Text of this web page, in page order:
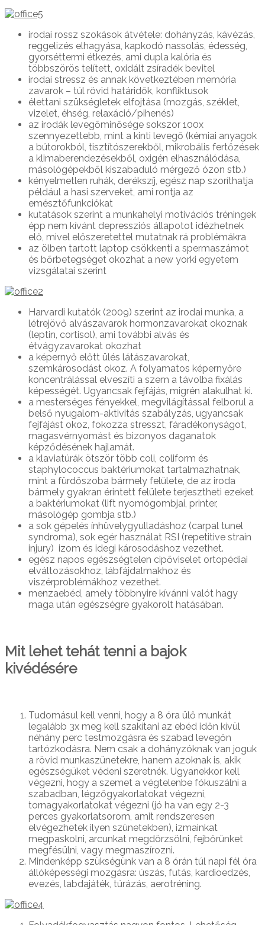
irodai rossz szokások átvétele: dohányzás, kávézás,
reggelizés elhagyása, kapkodó nassolás, édesség,
gyorséttermi étkezés, ami dupla kalória és
többszörös telített, oxidált zsíradék bevitel
irodai stressz és annak következtében memória
zavarok – túl rövid határidők, konfliktusok
élettani szükségletek elfojtása (mozgás, széklet,
vizelet, éhség, relaxáció/pihenés)
az irodák levegőminősége sokszor 100x
szennyezettebb, mint a kinti levegő (kémiai anyagok
a bútorokból, tisztítószerekből, mikrobális fertőzések
a klimaberendezésekből, oxigén elhasználódása,
másológépekből kiszabaduló mérgező ózon stb.)
kényelmetlen ruhák, derékszíj, egész nap szoríthatja
például a hasi szerveket, ami rontja az
emésztőfunkciókat
kutatások szerint a munkahelyi motivációs tréningek
épp nem kívánt depressziós állapotot idézhetnek
elő, mivel előszeretettel mutatnak rá problémákra
az ölben tartott laptop csökkenti a spermaszámot
és bőrbetegséget okozhat a new yorki egyetem
vizsgálatai szerint
Harvardi kutatók (2009) szerint az irodai munka, a
létrejövő alvászavarok hormonzavarokat okoznak
(leptin, cortisol), ami további alvás és
étvágyzavarokat okozhat
a képernyő előtt ülés látászavarokat,
szemkárosodást okoz. A folyamatos képernyőre
koncentrálással elveszíti a szem a távolba fixálás
képességét. Ugyancsak fejfájás, migrén alakulhat ki.
a mesterséges fényekkel, megvilágítással felborul a
belső nyugalom-aktivitás szabályzás, ugyancsak
fejfájást okoz, fokozza stresszt, fáradékonyságot,
magasvérnyomást és bizonyos daganatok
képződésének hajlamát.
a klaviatúrák ötször több coli, coliform és
staphylococcus baktériumokat tartalmazhatnak,
mint a fürdőszoba bármely felülete, de az iroda
bármely gyakran érintett felülete terjesztheti ezeket
a baktériumokat (lift nyomógombjai, printer,
másológép gombja stb.)
a sok gépelés ínhüvelygyulladáshoz (carpal tunel
syndroma), sok egér használat RSI (repetitive strain
injury) izom és idegi károsodáshoz vezethet.
egész napos egészségtelen cipőviselet ortopédiai
elváltozásokhoz, lábfájdalmakhoz és
viszérproblémákhoz vezethet.
menzaebéd, amely többnyire kívánni valót hagy
maga után egészségre gyakorolt hatásában.
Mit lehet tehát tenni a bajok
kivédésére
Tudomásul kell venni, hogy a 8 óra ülő munkát
legalább 3x meg kell szakítani az ebéd időn kívül
néhány perc testmozgásra és szabad levegőn
tartózkodásra. Nem csak a dohányzóknak van joguk
a rövid munkaszünetekre, hanem azoknak is, akik
egészségüket védeni szeretnék. Ugyanekkor kell
végezni, hogy a szemet a végtelenbe fókuszálni a
szabadban, légzőgyakorlatokat végezni,
tornagyakorlatokat végezni (jó ha van egy 2-3
perces gyakorlatsorom, amit rendszeresen
elvégezhetek ilyen szünetekben), izmainkat
megpaskolni, arcunkat megdörzsölni, fejbőrünket
megfésülni, vagy megmaszírozni.
Mindenképp szükségünk van a 8 órán túl napi fél óra
állóképességi mozgásra: úszás, futás, kardioedzés,
evezés, labdajáték, túrázás, aerotréning.